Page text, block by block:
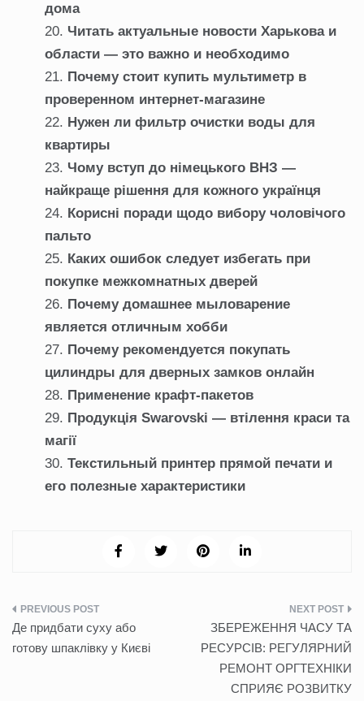
дома
Читать актуальные новости Харькова и
области — это важно и необходимо
Почему стоит купить мультиметр в
проверенном интернет-магазине
Нужен ли фильтр очистки воды для
квартиры
Чому вступ до німецького ВНЗ —
найкраще рішення для кожного українця
Корисні поради щодо вибору чоловічого
пальто
Каких ошибок следует избегать при
покупке межкомнатных дверей
Почему домашнее мыловарение
является отличным хобби
Почему рекомендуется покупать
цилиндры для дверных замков онлайн
Применение крафт-пакетов
Продукція Swarovski — втілення краси та
магії
Текстильный принтер прямой печати и
его полезные характеристики
Навигация
по
Де придбати суху або
готову шпаклівку у Києві
ЗБЕРЕЖЕННЯ ЧАСУ ТА
РЕСУРСІВ: РЕГУЛЯРНИЙ
РЕМОНТ ОРГТЕХНІКИ
СПРИЯЄ РОЗВИТКУ